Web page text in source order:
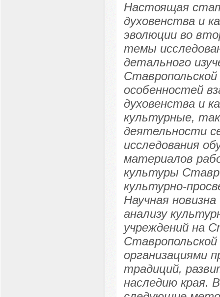
Настоящая
духовенства и
эволюции во
темы
детального
особенностей
духовенства и
культурные,
деятельности
исследования
материалов
культуры
культурно-
Научная
анализу
учреждений на
Ставропольской
организациями
традиций,
наследию края.